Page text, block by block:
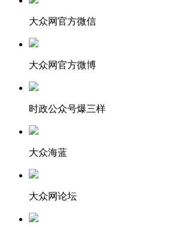
大众网官方微信
大众网官方微博
时政公众号爆三样
大众海蓝
大众网论坛